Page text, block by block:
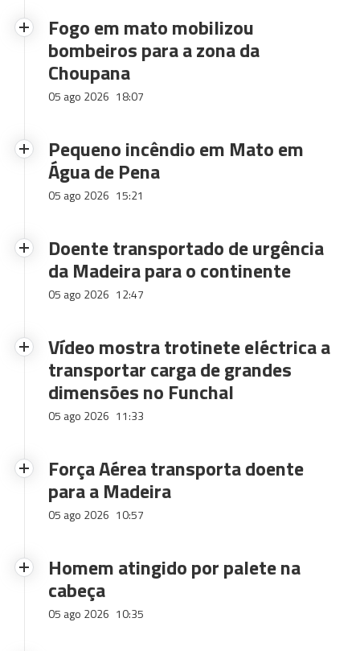
Fogo em mato mobilizou
bombeiros para a zona da
Choupana
05 ago 2026 18:07
Pequeno incêndio em Mato em
Água de Pena
05 ago 2026 15:21
Doente transportado de urgência
da Madeira para o continente
05 ago 2026 12:47
Vídeo mostra trotinete eléctrica a
transportar carga de grandes
dimensões no Funchal
05 ago 2026 11:33
Força Aérea transporta doente
para a Madeira
05 ago 2026 10:57
Homem atingido por palete na
cabeça
05 ago 2026 10:35